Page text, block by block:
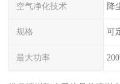
空气净化技术 降
规格 可
最大功率